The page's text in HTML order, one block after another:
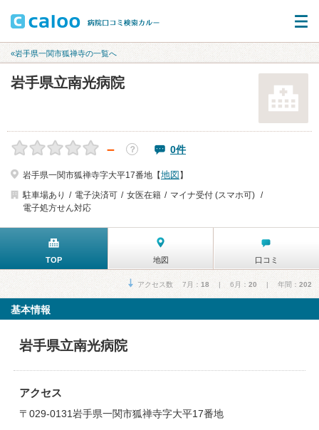
«岩手県一関市狐禅寺の一覧へ
岩手県立南光病院
－ ？ 0件
岩手県一関市狐禅寺字大平17番地【地図 】
駐車場あり
電子決済可 女医在籍
マイナ受付 (スマホ可)
電子処方せん対応
TOP 地図 口コミ
アクセス数 7月： 18 | 6月： 20 | 年間： 202
基本情報
岩手県立南光病院
アクセス
〒029-0131岩手県一関市狐禅寺字大平17番地